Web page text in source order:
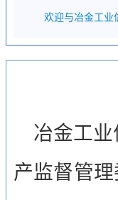
欢迎与冶金工业
冶金工
产监督管